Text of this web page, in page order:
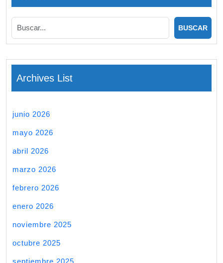
Archives List
junio 2026
mayo 2026
abril 2026
marzo 2026
febrero 2026
enero 2026
noviembre 2025
octubre 2025